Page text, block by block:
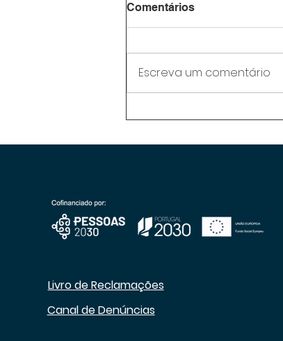
Comentários
Escreva um comentário
Livro de Reclamações
Canal de Denúncias